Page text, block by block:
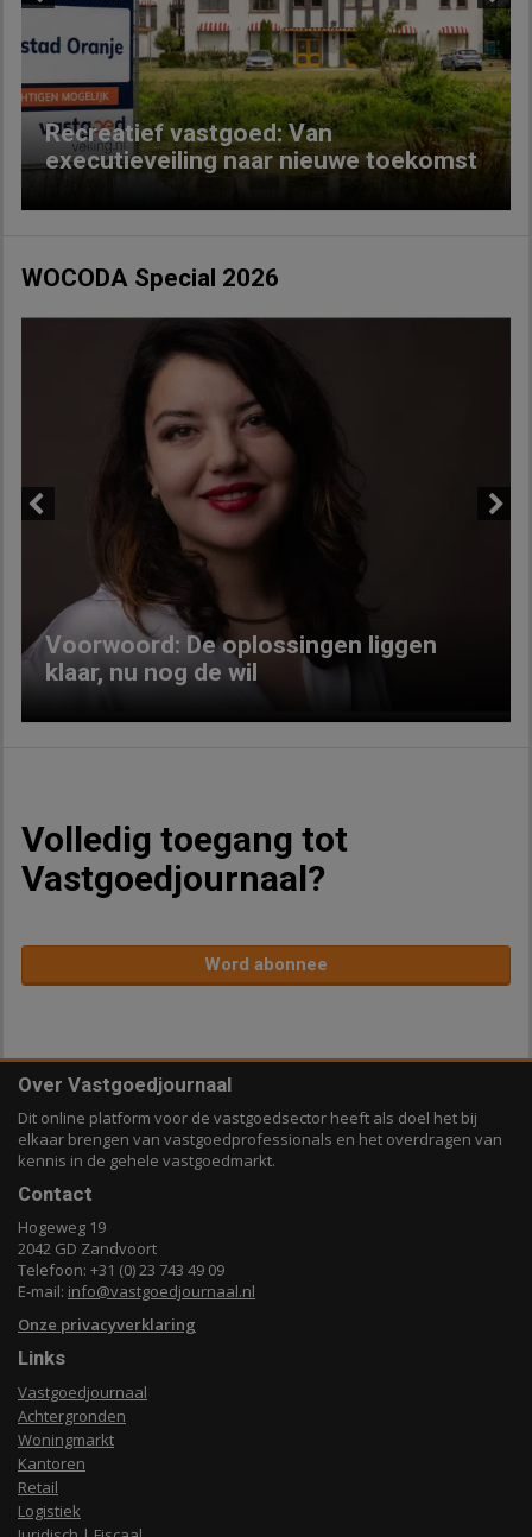
Recreatief vastgoed: Van
executieveiling naar nieuwe toekomst
Next
WOCODA Special 2026
Voorwoord: De oplossingen liggen
klaar, nu nog de wil
Volledig toegang tot
Vastgoedjournaal?
Word abonnee
Over Vastgoedjournaal
Dit online platform voor de vastgoedsector heeft als doel het bij
elkaar brengen van vastgoedprofessionals en het overdragen van
kennis in de gehele vastgoedmarkt.
Contact
Hogeweg 19
2042 GD Zandvoort
Telefoon: +31 (0) 23 743 49 09
E-mail: info@vastgoedjournaal.nl
Onze privacyverklaring
Links
Vastgoedjournaal
Achtergronden
Woningmarkt
Kantoren
Retail
Logistiek